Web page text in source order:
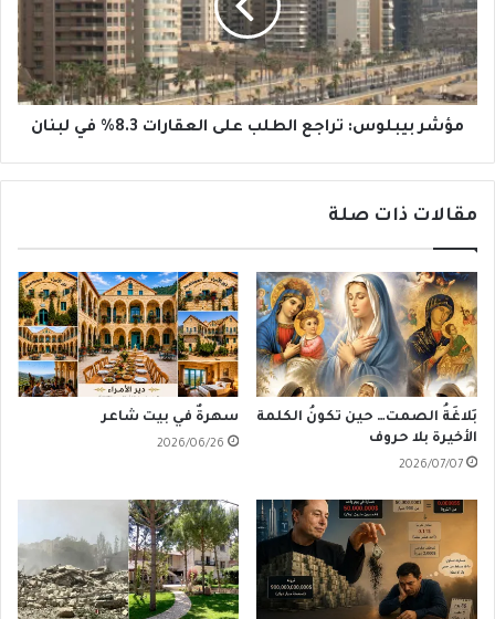
على
العقارات
8.3%
في
لبنان
مؤشر بيبلوس: تراجع الطلب على العقارات 8.3% في لبنان
مقالات ذات صلة
بَلاغَةُ الصمت… حين تكونُ الكلمة
الأخيرة بلا حروف
2026/07/07
سهرةٌ في بيت شاعر
2026/06/26